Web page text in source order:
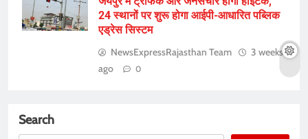
24 स्थानों पर शुरू होगा आईपी-आधारित पब्लिक
एड्रेस सिस्टम
NewsExpressRajasthan Team
3 weeks
ago
0
Search